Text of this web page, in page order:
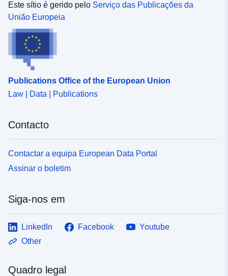
Este sítio é gerido pelo Serviço das Publicações da
União Europeia
Publications Office of the European Union
Law | Data | Publications
Contacto
Contactar a equipa European Data Portal
Assinar o boletim
Siga-nos em
LinkedIn Facebook
Youtube
Other
Quadro legal